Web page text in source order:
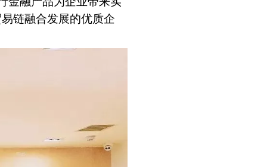
链融合发展的优质企